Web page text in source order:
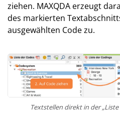
ziehen. MAXQDA erzeugt
des markierten
ausgewählten Code zu.
Textstellen direkt in der